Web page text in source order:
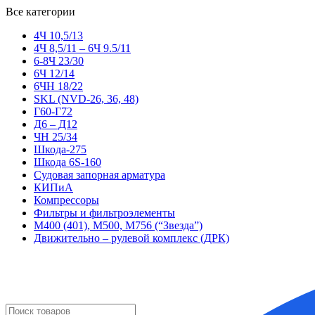
Все категории
4Ч 10,5/13
4Ч 8,5/11 – 6Ч 9.5/11
6-8Ч 23/30
6Ч 12/14
6ЧН 18/22
SKL (NVD-26, 36, 48)
Г60-Г72
Д6 – Д12
ЧН 25/34
Шкода-275
Шкода 6S-160
Судовая запорная арматура
КИПиА
Компрессоры
Фильтры и фильтроэлементы
М400 (401), М500, М756 (“Звезда”)
Движительно – рулевой комплекс (ДРК)